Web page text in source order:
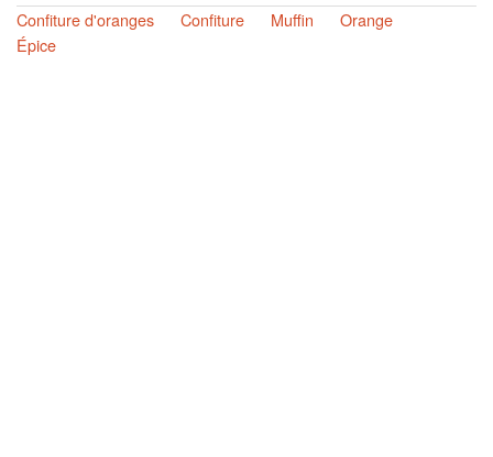
Confiture d'oranges
Confiture Muffin
Orange
Épice